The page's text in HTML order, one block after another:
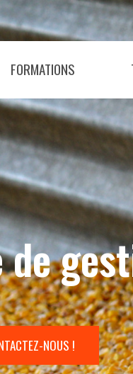
FORMATIONS
NOUS !